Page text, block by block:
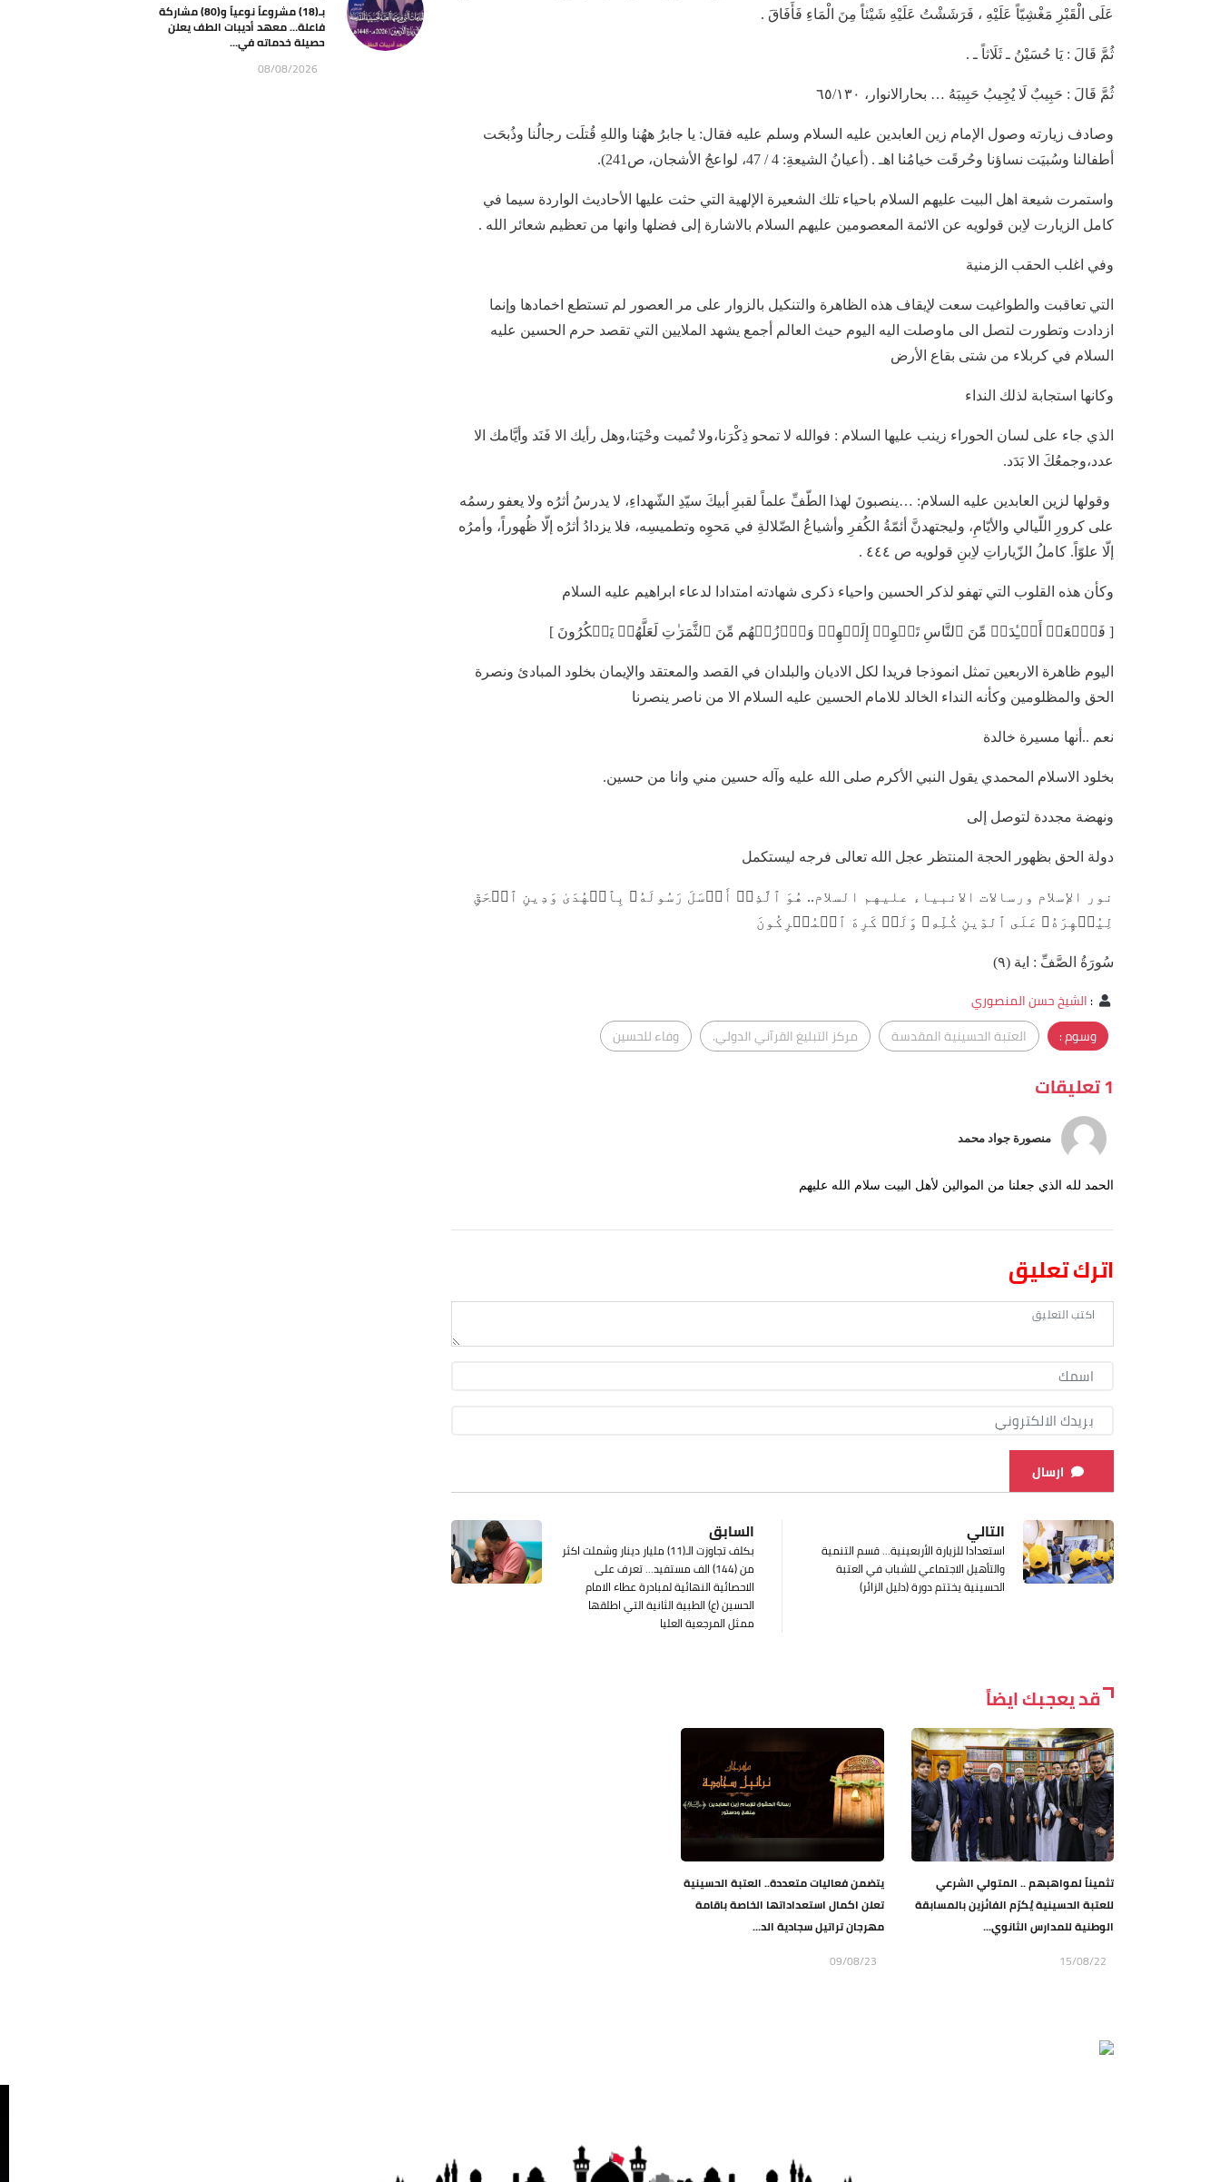
عَلَى الْقَبْرِ مَغْشِيّاً عَلَيْهِ ، فَرَشَشْتُ عَلَيْهِ شَيْئاً مِنَ الْمَاءِ فَأَفَاقَ .
ثُمَّ قَالَ : يَا حُسَيْنُ ـ ثَلَاثاً ـ .
ثُمَّ قَالَ : حَبِيبٌ لَا يُجِيبُ حَبِيبَهُ … بحارالانوار، ٦٥/١٣٠
وصادف زيارته وصول الإمام زين العابدين عليه السلام وسلم عليه فقال: يا جابرُ ههُنا واللهِ قُتلَت رجالُنا وذُبحَت
أطفالنا وسُبيَت نساؤنا وحُرقَت خيامُنا اهـ . (أعيانُ الشيعةِ: 4 / 47، لواعجُ الأشجان، ص241).
واستمرت شيعة اهل البيت عليهم السلام باحياء تلك الشعيرة الإلهية التي حثت عليها الأحاديث الواردة سيما في
كامل الزيارت لاِبن قولويه عن الائمة المعصومين عليهم السلام بالاشارة إلى فضلها وانها من تعظيم شعائر الله .
وفي اغلب الحقب الزمنية
التي تعاقبت والطواغيت سعت لإيقاف هذه الظاهرة والتنكيل بالزوار على مر العصور لم تستطع اخمادها وإنما
ازدادت وتطورت لتصل الى ماوصلت اليه اليوم حيث العالم أجمع يشهد الملايين التي تقصد حرم الحسين عليه
السلام في كربلاء من شتى بقاع الأرض
وكانها استجابة لذلك النداء
الذي جاء على لسان الحوراء زينب عليها السلام : فوالله لا تمحو ذِكْرَنا،ولا تُميت وحْيَنا،وهل رأيك الا فَنَد وأيَّامك الا
عدد،وجمعُكَ الا بَدَد.
وقولها لزين العابدين عليه السلام: …ينصبونَ لهذا الطّفِّ علماً لقبرِ أبيكَ سيّدِ الشّهداءِ، لا يدرسُ أثرُه ولا يعفو رسمُه
على كرورِ اللّيالي والأيّامِ، وليجتهدنَّ أئمّةُ الكُفرِ وأشياعُ الضّلالةِ في مَحوِه وتطميسِه، فلا يزدادُ أثرُه إلّا ظُهوراً، وأمرُه
إلّا علوّاً. كاملُ الزّياراتِ لاِبنِ قولويه ص ٤٤٤ .
وكأن هذه القلوب التي تهفو لذكر الحسين واحياء ذكرى شهادته امتدادا لدعاء ابراهيم عليه السلام
[ فَٱجۡعَلۡ أَفۡـِٔدَةࣰ مِّنَ ٱلنَّاسِ تَهۡوِیۤ إِلَیۡهِمۡ وَٱرۡزُقۡهُم مِّنَ ٱلثَّمَرَ ٰ⁠تِ لَعَلَّهُمۡ یَشۡكُرُونَ ]
اليوم ظاهرة الاربعين تمثل انموذجا فريدا لكل الاديان والبلدان في القصد والمعتقد والإيمان بخلود المبادئ ونصرة
الحق والمظلومين وكأنه النداء الخالد للامام الحسين عليه السلام الا من ناصر ينصرنا
نعم ..أنها مسيرة خالدة
بخلود الاسلام المحمدي يقول النبي الأكرم صلى الله عليه وآله حسين مني وانا من حسين.
ونهضة مجددة لتوصل إلى
دولة الحق بظهور الحجة المنتظر عجل الله تعالى فرجه ليستكمل
نور الإسلام ورسالات الانبياء عليهم السلام.. هُوَ ٱلَّذِیۤ أَرۡسَلَ رَسُولَهُۥ بِٱلۡهُدَىٰ وَدِینِ ٱلۡحَقِّ
لِیُظۡهِرَهُۥ عَلَى ٱلدِّینِ كُلِّهِۦ وَلَوۡ كَرِهَ ٱلۡمُشۡرِكُونَ
سُورَةُ الصَّفِّ : اية (٩)
:الشيخ حسن المنصوري
وسوم :
العتبة الحسينية المقدسة مركز التبليغ القرآني الدولي. وفاء للحسين
1 تعليقات
منصورة جواد محمد
الحمد لله الذي جعلنا من الموالين لأهل البيت سلام الله عليهم
اترك تعليق
ارسال
السابق
بكلف تجاوزت الـ(11) مليار دينار وشملت اكثر
من (144) الف مستفيد... تعرف على
الاحصائية النهائية لمبادرة عطاء الامام
الحسين (ع) الطبية الثانية التي اطلقها
ممثل المرجعية العليا
التالي
استعدادا للزيارة الأربعينية... قسم التنمية
والتأهيل الاجتماعي للشباب في العتبة
الحسينية يختتم دورة (دليل الزائر)
قد يعجبك ايضاً
تثميناً لمواهبهم .. المتولي الشرعي
للعتبة الحسينية يُكرّم الفائزين بالمسابقة
الوطنية للمدارس الثانوي...
15/08/22
يتضمن فعاليات متعددة.. العتبة الحسينية
تعلن اكمال استعداداتها الخاصة باقامة
مهرجان تراتيل سجادية الد...
09/08/23
بـ(18) مشروعاً نوعياً و(80) مشاركة
فاعلة… معهد أديبات الطف يعلن
حصيلة خدماته في...
08/08/2026